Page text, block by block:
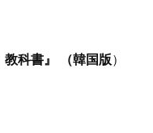
教科書』 （韓国版）